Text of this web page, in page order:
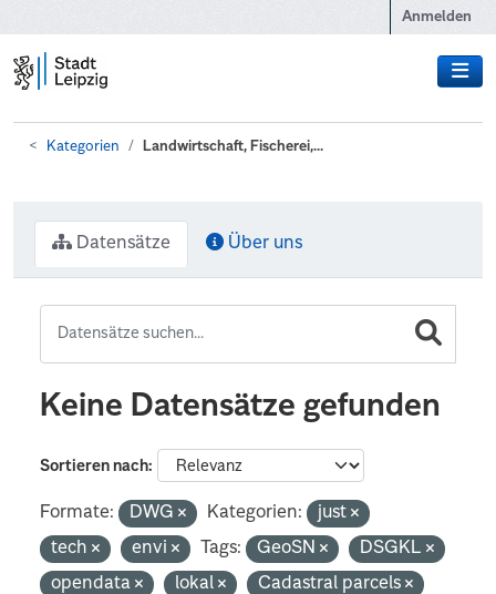
Anmelden
Kategorien Landwirtschaft, Fischerei,...
Datensätze Über uns
Keine Datensätze gefunden
Sortieren nach
Formate: DWG Kategorien:
just
tech
envi Tags: GeoSN
DSGKL
opendata
lokal Cadastral parcels